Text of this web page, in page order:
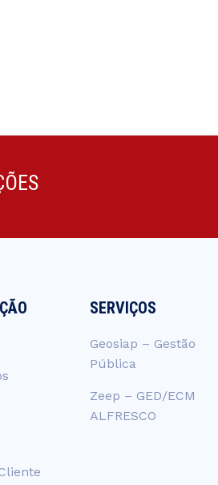
SERVIÇOS
Geosiap – Gestão
Pública
Zeep – GED/ECM
ALFRESCO